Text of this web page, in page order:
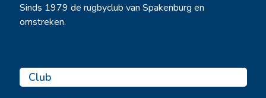
Sinds 1979 de rugbyclub van Spakenburg en
omstreken.
Club